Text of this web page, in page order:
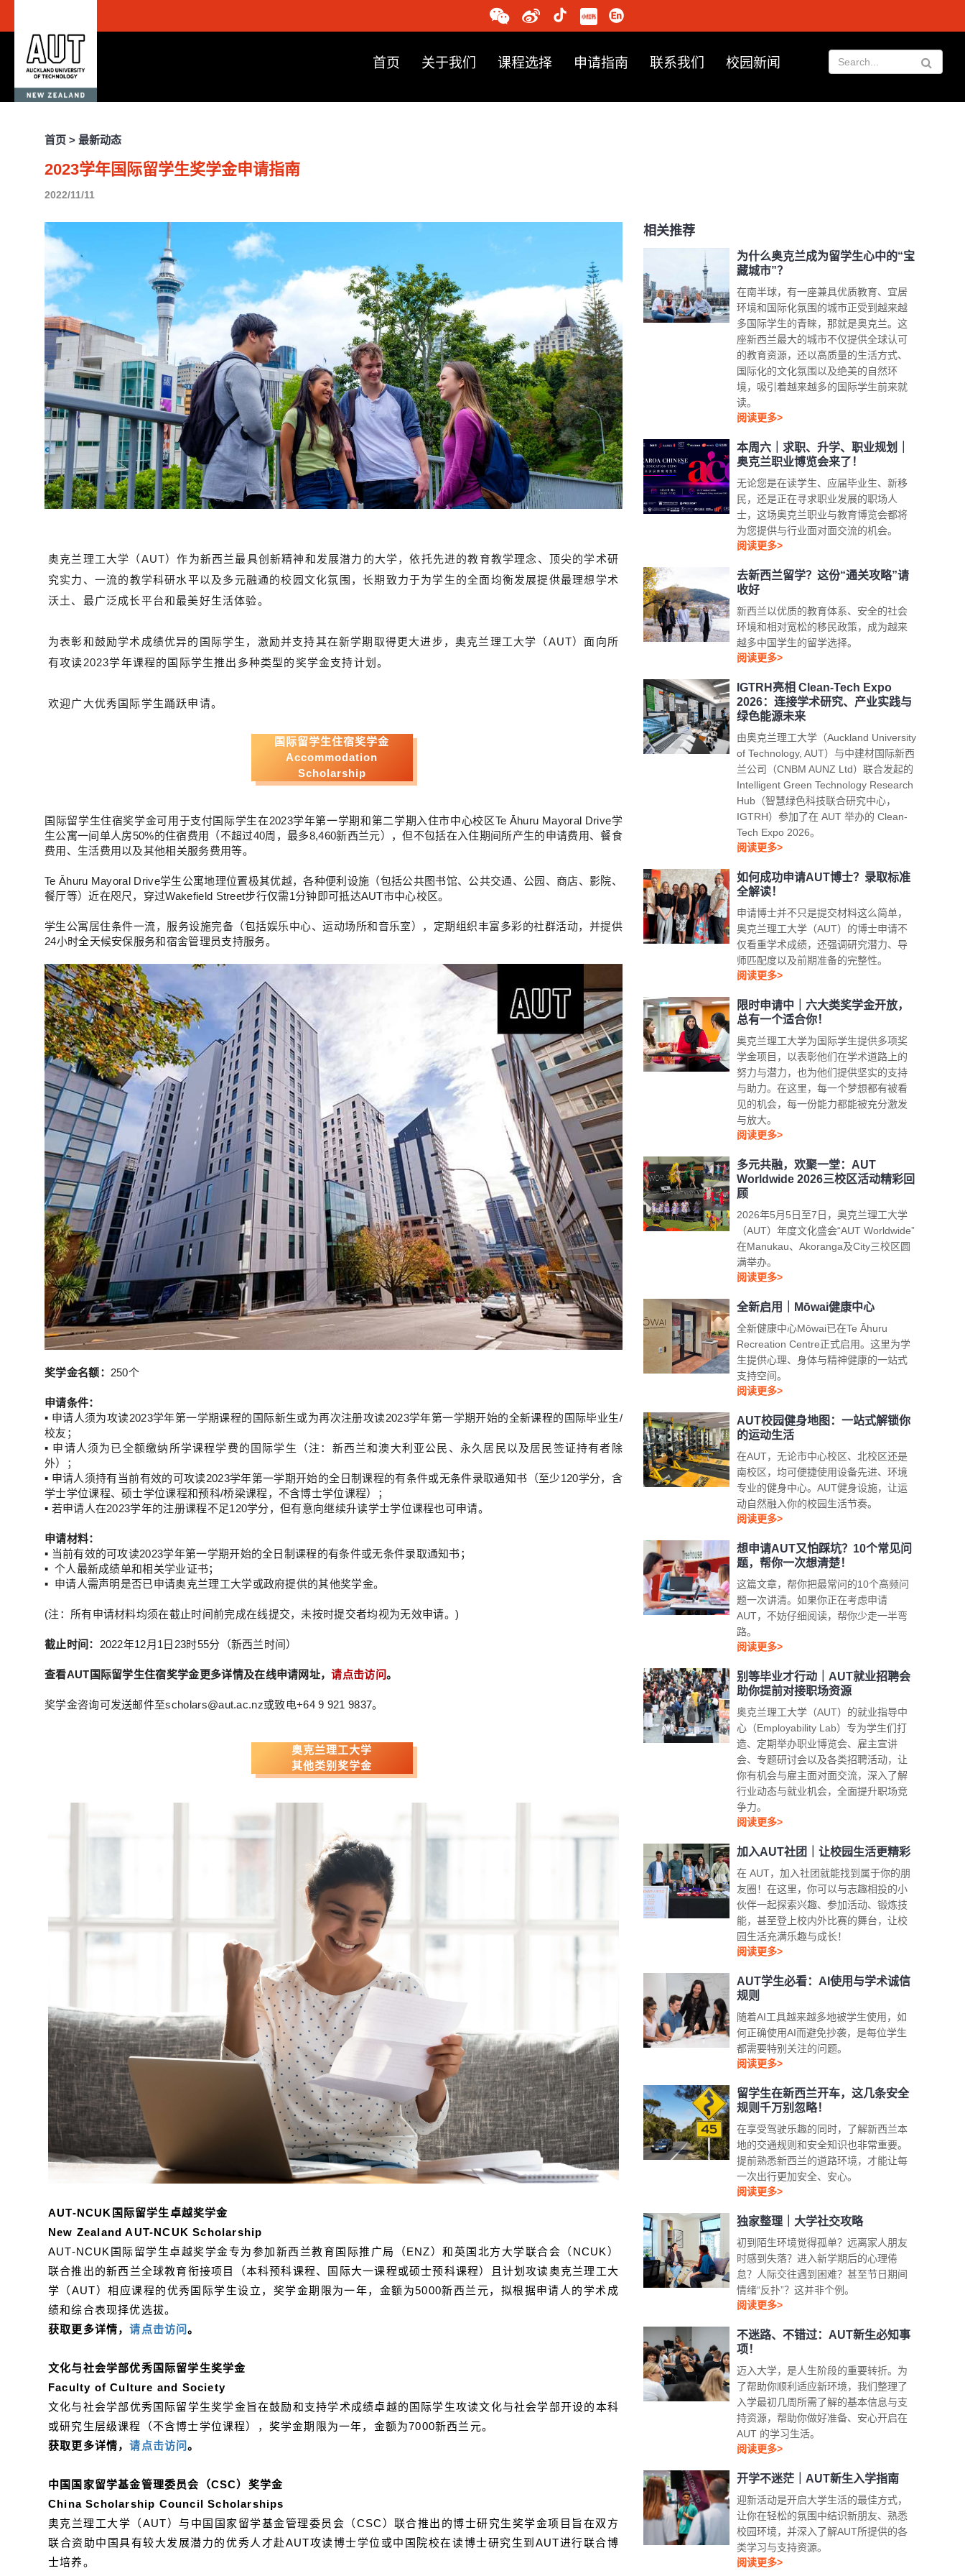
首页 关于我们 课程选择 申请指南 联系我们 校园新闻
首页 > 最新动态
2023学年国际留学生奖学金申请指南
2022/11/11
奥克兰理工大学（AUT）作为新西兰最具创新精神和发展潜力的大学，依托先进的教育教学理念、顶尖的学术研
究实力、一流的教学科研水平以及多元融通的校园文化氛围，长期致力于为学生的全面均衡发展提供最理想学术
沃土、最广泛成长平台和最美好生活体验。
为表彰和鼓励学术成绩优异的国际学生，激励并支持其在新学期取得更大进步，奥克兰理工大学（AUT）面向所
有攻读2023学年课程的国际学生推出多种类型的奖学金支持计划。
欢迎广大优秀国际学生踊跃申请。
国际留学生住宿奖学金
Accommodation
Scholarship
国际留学生住宿奖学金可用于支付国际学生在2023学年第一学期和第二学期入住市中心校区Te Āhuru Mayoral Drive学
生公寓一间单人房50%的住宿费用（不超过40周，最多8,460新西兰元），但不包括在入住期间所产生的申请费用、餐食
费用、生活费用以及其他相关服务费用等。
Te Āhuru Mayoral Drive学生公寓地理位置极其优越，各种便利设施（包括公共图书馆、公共交通、公园、商店、影院、
餐厅等）近在咫尺，穿过Wakefield Street步行仅需1分钟即可抵达AUT市中心校区。
学生公寓居住条件一流，服务设施完备（包括娱乐中心、运动场所和音乐室），定期组织丰富多彩的社群活动，并提供
24小时全天候安保服务和宿舍管理员支持服务。
奖学金名额： 250个
申请条件：
▪ 申请人须为攻读2023学年第一学期课程的国际新生或为再次注册攻读2023学年第一学期开始的全新课程的国际毕业生/
校友；
▪ 申请人须为已全额缴纳所学课程学费的国际学生（注：新西兰和澳大利亚公民、永久居民以及居民签证持有者除
外）；
▪ 申请人须持有当前有效的可攻读2023学年第一学期开始的全日制课程的有条件或无条件录取通知书（至少120学分，含
学士学位课程、硕士学位课程和预科/桥梁课程，不含博士学位课程）；
▪ 若申请人在2023学年的注册课程不足120学分，但有意向继续升读学士学位课程也可申请。
申请材料：
▪ 当前有效的可攻读2023学年第一学期开始的全日制课程的有条件或无条件录取通知书；
▪ 个人最新成绩单和相关学业证书；
▪ 申请人需声明是否已申请奥克兰理工大学或政府提供的其他奖学金。
(注：所有申请材料均须在截止时间前完成在线提交，未按时提交者均视为无效申请。)
截止时间： 2022年12月1日23时55分（新西兰时间）
查看AUT国际留学生住宿奖学金更多详情及在线申请网址，请点击访问。
奖学金咨询可发送邮件至scholars@aut.ac.nz或致电+64 9 921 9837。
奥克兰理工大学
其他类别奖学金
AUT-NCUK国际留学生卓越奖学金
New Zealand AUT-NCUK Scholarship
AUT-NCUK国际留学生卓越奖学金专为参加新西兰教育国际推广局（ENZ）和英国北方大学联合会（NCUK）
联合推出的新西兰全球教育衔接项目（本科预科课程、国际大一课程或硕士预科课程）且计划攻读奥克兰理工大
学（AUT）相应课程的优秀国际学生设立，奖学金期限为一年，金额为5000新西兰元，拟根据申请人的学术成
绩和综合表现择优选拔。
获取更多详情，请点击访问。
文化与社会学部优秀国际留学生奖学金
Faculty of Culture and Society
文化与社会学部优秀国际留学生奖学金旨在鼓励和支持学术成绩卓越的国际学生攻读文化与社会学部开设的本科
或研究生层级课程（不含博士学位课程），奖学金期限为一年，金额为7000新西兰元。
获取更多详情，请点击访问。
中国国家留学基金管理委员会（CSC）奖学金
China Scholarship Council Scholarships
奥克兰理工大学（AUT）与中国国家留学基金管理委员会（CSC）联合推出的博士研究生奖学金项目旨在双方
联合资助中国具有较大发展潜力的优秀人才赴AUT攻读博士学位或中国院校在读博士研究生到AUT进行联合博
士培养。
相关推荐
为什么奥克兰成为留学生心中的“宝
藏城市”？
在南半球，有一座兼具优质教育、宜居
环境和国际化氛围的城市正受到越来越
多国际学生的青睐，那就是奥克兰。这
座新西兰最大的城市不仅提供全球认可
的教育资源，还以高质量的生活方式、
国际化的文化氛围以及绝美的自然环
境，吸引着越来越多的国际学生前来就
读。
阅读更多>
本周六｜求职、升学、职业规划｜
奥克兰职业博览会来了！
无论您是在读学生、应届毕业生、新移
民，还是正在寻求职业发展的职场人
士，这场奥克兰职业与教育博览会都将
为您提供与行业面对面交流的机会。
阅读更多>
去新西兰留学？这份“通关攻略”请
收好
新西兰以优质的教育体系、安全的社会
环境和相对宽松的移民政策，成为越来
越多中国学生的留学选择。
阅读更多>
IGTRH亮相 Clean-Tech Expo
2026：连接学术研究、产业实践与
绿色能源未来
由奥克兰理工大学（Auckland University
of Technology, AUT）与中建材国际新西
兰公司（CNBM AUNZ Ltd）联合发起的
Intelligent Green Technology Research
Hub（智慧绿色科技联合研究中心，
IGTRH）参加了在 AUT 举办的 Clean-
Tech Expo 2026。
阅读更多>
如何成功申请AUT博士？录取标准
全解读！
申请博士并不只是提交材料这么简单，
奥克兰理工大学（AUT）的博士申请不
仅看重学术成绩，还强调研究潜力、导
师匹配度以及前期准备的完整性。
阅读更多>
限时申请中｜六大类奖学金开放，
总有一个适合你！
奥克兰理工大学为国际学生提供多项奖
学金项目，以表彰他们在学术道路上的
努力与潜力，也为他们提供坚实的支持
与助力。在这里，每一个梦想都有被看
见的机会，每一份能力都能被充分激发
与放大。
阅读更多>
多元共融，欢聚一堂：AUT
Worldwide 2026三校区活动精彩回
顾
2026年5月5日至7日，奥克兰理工大学
（AUT）年度文化盛会“AUT Worldwide”
在Manukau、Akoranga及City三校区圆
满举办。
阅读更多>
全新启用｜Mōwai健康中心
全新健康中心Mōwai已在Te Āhuru
Recreation Centre正式启用。这里为学
生提供心理、身体与精神健康的一站式
支持空间。
阅读更多>
AUT校园健身地图：一站式解锁你
的运动生活
在AUT，无论市中心校区、北校区还是
南校区，均可便捷使用设备先进、环境
专业的健身中心。AUT健身设施，让运
动自然融入你的校园生活节奏。
阅读更多>
想申请AUT又怕踩坑？10个常见问
题，帮你一次想清楚！
这篇文章，帮你把最常问的10个高频问
题一次讲清。如果你正在考虑申请
AUT，不妨仔细阅读，帮你少走一半弯
路。
阅读更多>
别等毕业才行动｜AUT就业招聘会
助你提前对接职场资源
奥克兰理工大学（AUT）的就业指导中
心（Employability Lab）专为学生们打
造、定期举办职业博览会、雇主宣讲
会、专题研讨会以及各类招聘活动，让
你有机会与雇主面对面交流，深入了解
行业动态与就业机会，全面提升职场竞
争力。
阅读更多>
加入AUT社团｜让校园生活更精彩
在 AUT，加入社团就能找到属于你的朋
友圈！在这里，你可以与志趣相投的小
伙伴一起探索兴趣、参加活动、锻炼技
能，甚至登上校内外比赛的舞台，让校
园生活充满乐趣与成长！
阅读更多>
AUT学生必看：AI使用与学术诚信
规则
随着AI工具越来越多地被学生使用，如
何正确使用AI而避免抄袭，是每位学生
都需要特别关注的问题。
阅读更多>
留学生在新西兰开车，这几条安全
规则千万别忽略！
在享受驾驶乐趣的同时，了解新西兰本
地的交通规则和安全知识也非常重要。
提前熟悉新西兰的道路环境，才能让每
一次出行更加安全、安心。
阅读更多>
独家整理｜大学社交攻略
初到陌生环境觉得孤单？远离家人朋友
时感到失落？进入新学期后的心理倦
怠？人际交往遇到困难？甚至节日期间
情绪“反扑”？这并非个例。
阅读更多>
不迷路、不错过：AUT新生必知事
项！
迈入大学，是人生阶段的重要转折。为
了帮助你顺利适应新环境，我们整理了
入学最初几周所需了解的基本信息与支
持资源，帮助你做好准备、安心开启在
AUT 的学习生活。
阅读更多>
开学不迷茫｜AUT新生入学指南
迎新活动是开启大学生活的最佳方式，
让你在轻松的氛围中结识新朋友、熟悉
校园环境，并深入了解AUT所提供的各
类学习与支持资源。
阅读更多>